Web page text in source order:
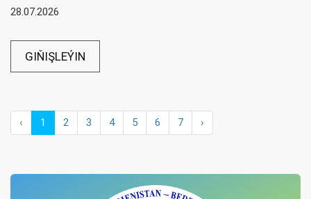
28.07.2026
GIŇIŞLEÝIN
‹ 1 2 3 4 5 6 7 ›